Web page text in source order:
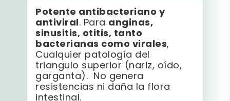
Potente antibacteriano y
antiviral. Para anginas,
sinusitis, otitis, tanto
bacterianas como virales,
Cualquier patología del
triangulo superior (nariz, oído,
garganta). No genera
resistencias ni daña la flora
intestinal.